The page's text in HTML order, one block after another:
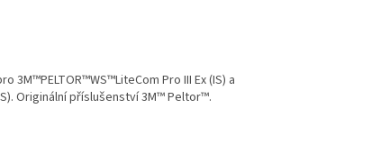
3M™PELTOR™WS™LiteCom Pro III Ex (IS) a
Originální příslušenství 3M™ Peltor™.